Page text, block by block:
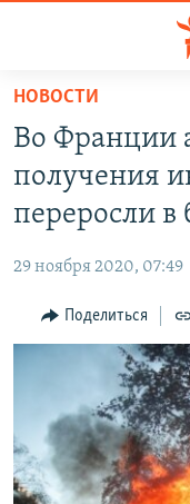
Вернуться
основному
содержанию
Вернутся
главной
навигации
Вернутся
СПЕЦПРОЕКТЫ
11 ЛЕТ ОККУПАЦИИ
ВОДА
ЕЩЕ
ИНТЕРАКТИВ
ИНФОГРАФИКА
ТЕЛЕПРОЕКТ
СОВЕТЫ
ПРОПАВШИЕ БЕЗ
РАДІО СВОБОДА
КАК ОБОЙТИ
Українською
Qırımtatar
НОВОСТИ
Во Франции
получения
переросли в
29 ноября 2020, 07:49
Поделиться